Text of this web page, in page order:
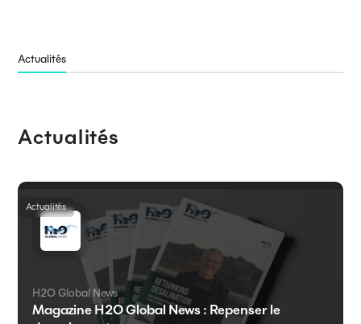
Actualités
Actualités
H2O Global News
Magazine H2O Global News : Repenser le
Actualités